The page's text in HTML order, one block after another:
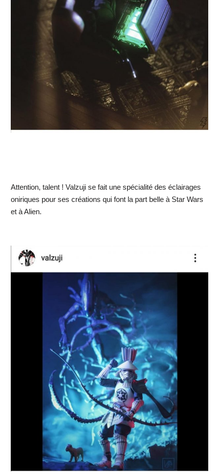
Attention, talent ! Valzuji se fait une spécialité des éclairages
oniriques pour ses créations qui font la part belle à Star Wars
et à Alien.